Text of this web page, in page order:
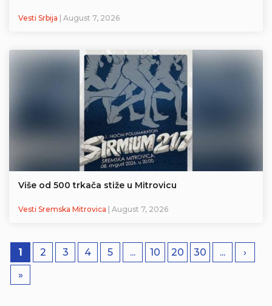
Vesti Srbija | August 7, 2026
Više od 500 trkača stiže u Mitrovicu
Vesti Sremska Mitrovica | August 7, 2026
1 2 3 4 5 ... 10 20 30 ...
›
»